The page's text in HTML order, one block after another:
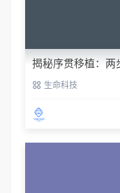
揭秘序贯移植：两
生命科技